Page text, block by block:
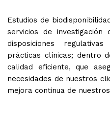
Estudios de
servicios de
disposiciones
prácticas clínicas; dentro
calidad eficiente, que
necesidades de nuestros
mejora continua de